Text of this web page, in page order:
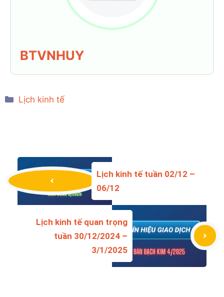
BTVNHUY
Categories
Lịch kinh tế
Lịch kinh tế tuần 02/12 –
06/12
Lịch kinh tế quan trọng
tuần 30/12/2024 –
3/1/2025